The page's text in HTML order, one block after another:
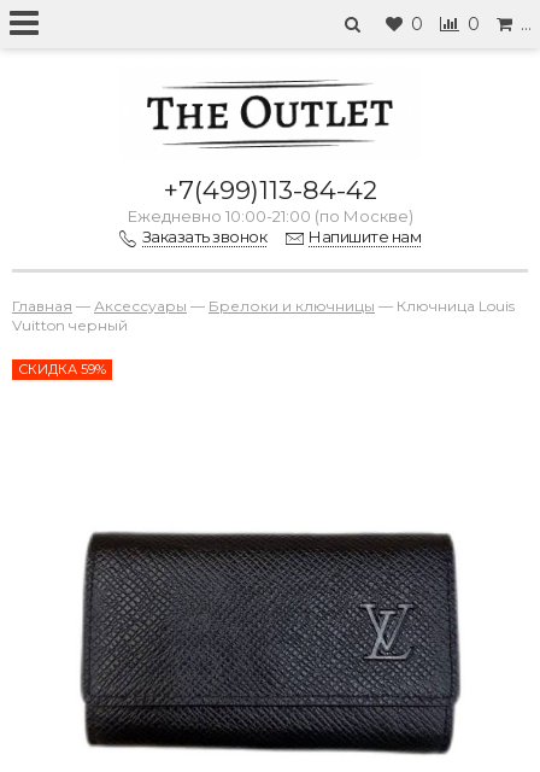
0 0 …
+7(499)113-84-42
Ежедневно 10:00-21:00 (по Москве)
Заказать звонок
Напишите нам
Главная — Аксессуары — Брелоки и ключницы — Ключница Louis
Vuitton черный
СКИДКА 59%